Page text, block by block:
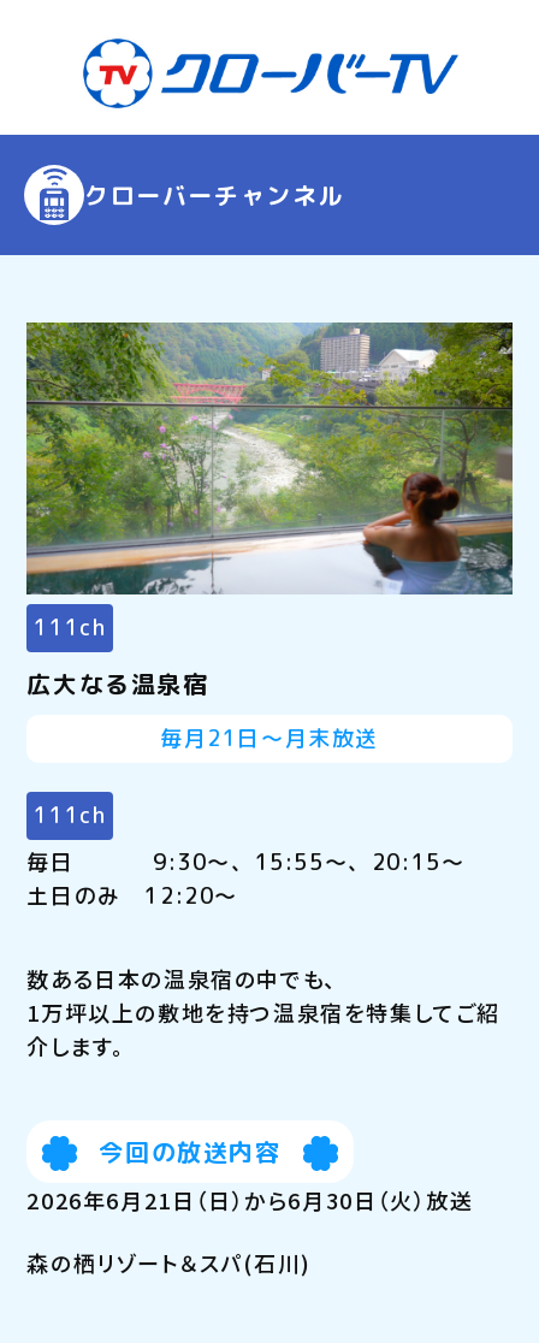
クローバーチャンネル
111ch
広大なる温泉宿
毎月21日～月末放送
111ch
毎日 9:30～、15:55～、20:15～
土日のみ 12:20～
数ある日本の温泉宿の中でも、
1万坪以上の敷地を持つ温泉宿を特集してご紹
介します。
今回の放送内容
2026年6月21日（日）から6月30日（火）放送
森の栖リゾート＆スパ(石川)